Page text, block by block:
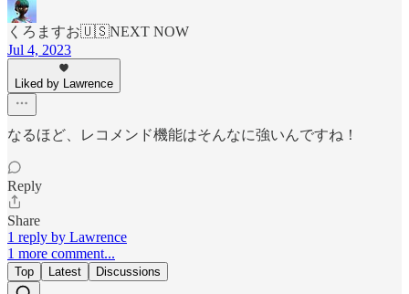
くろますお🇺🇸NEXT NOW
Jul 4, 2023
Liked by Lawrence
なるほど、レコメンド機能はそんなに強いんですね！
Reply
Share
1 reply by Lawrence
1 more comment...
Top Latest Discussions